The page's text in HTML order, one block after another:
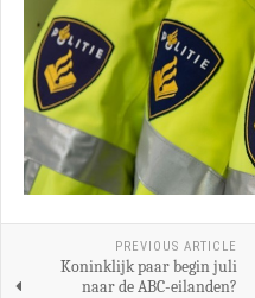
PREVIOUS ARTICLE
Koninklijk paar begin juli
naar de ABC-eilanden?